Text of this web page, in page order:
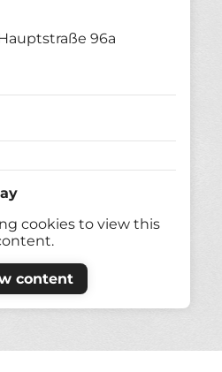
96a
cookies to view this
content